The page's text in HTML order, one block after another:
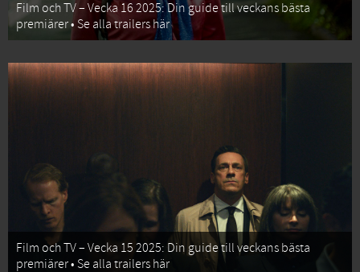
Film och TV – Vecka 16 2025: Din guide till veckans bästa
premiärer • Se alla trailers här
Film och TV – Vecka 15 2025: Din guide till veckans bästa
premiärer • Se alla trailers här